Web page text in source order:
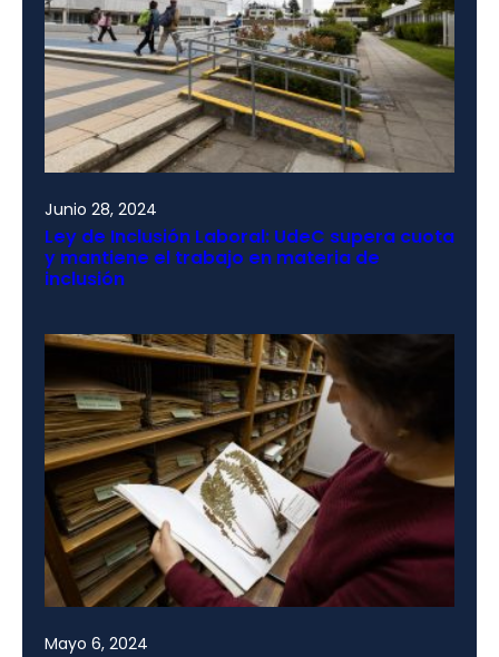
Junio 28, 2024
Ley de Inclusión Laboral: UdeC supera cuota
y mantiene el trabajo en materia de
inclusión
Mayo 6, 2024